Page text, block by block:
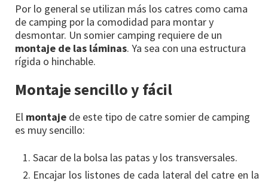
Por lo general se utilizan más los catres como cama
de camping por la comodidad para montar y
desmontar. Un somier camping requiere de un
montaje de las láminas. Ya sea con una estructura
rígida o hinchable.
Montaje sencillo y fácil
El montaje de este tipo de catre somier de camping
es muy sencillo:
Sacar de la bolsa las patas y los transversales.
Encajar los listones de cada lateral del catre en la